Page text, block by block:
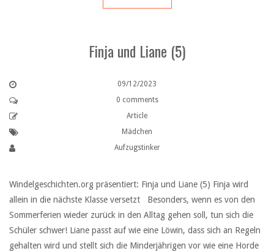
Finja und Liane (5)
09/12/2023
0 comments
Article
Mädchen
Aufzugstinker
Windelgeschichten.org präsentiert: Finja und Liane (5) Finja wird
allein in die nächste Klasse versetzt Besonders, wenn es von den
Sommerferien wieder zurück in den Alltag gehen soll, tun sich die
Schüler schwer! Liane passt auf wie eine Löwin, dass sich an Regeln
gehalten wird und stellt sich die Minderjährigen vor wie eine Horde